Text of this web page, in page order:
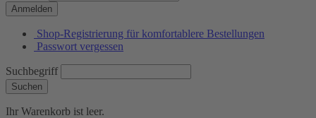
Anmelden
Shop-Registrierung für komfortablere Bestellungen
Passwort vergessen
Suchbegriff
Suchen
Ihr Warenkorb ist leer.